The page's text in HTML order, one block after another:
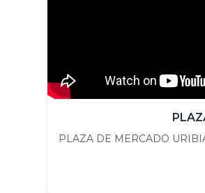
PLAZA DE MERCADO